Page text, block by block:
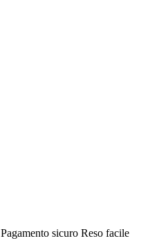
Pagamento sicuro Reso facile